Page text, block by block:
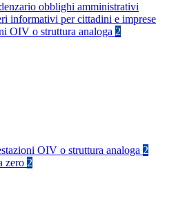
obblighi amministrativi
informativi per cittadini e imprese
OIV o struttura analoga 2
OIV o struttura analoga 2
zero 2